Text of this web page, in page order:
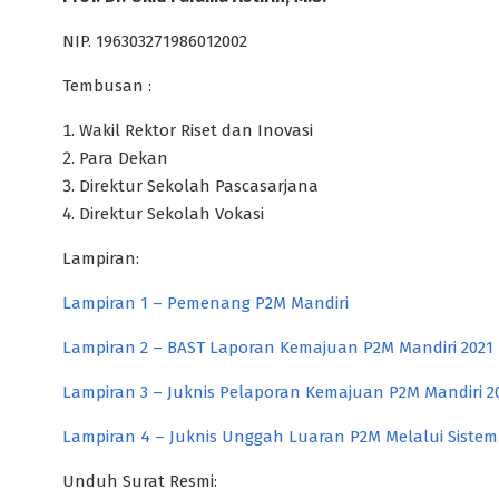
NIP. 196303271986012002
Tembusan :
Wakil Rektor Riset dan Inovasi
Para Dekan
Direktur Sekolah Pascasarjana
Direktur Sekolah Vokasi
Lampiran:
Lampiran 1 – Pemenang P2M Mandiri
Lampiran 2 – BAST Laporan Kemajuan P2M Mandiri 2021
Lampiran 3 – Juknis Pelaporan Kemajuan P2M Mandiri
Lampiran 4 – Juknis Unggah Luaran P2M Melalui Sistem
Unduh Surat Resmi: